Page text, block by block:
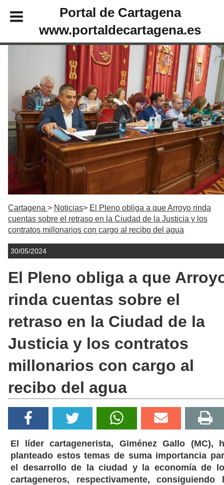
Portal de Cartagena
www.portaldecartagena.es
Cartagena Noticias
El Pleno obliga a que Arroyo rinda
cuentas sobre el retraso en la Ciudad de la Justicia y los
contratos millonarios con cargo al recibo del agua
30/05/2024
El Pleno obliga a que
rinda cuentas sobre el
retraso en la Ciudad de la
Justicia y los contratos
millonarios con cargo al
recibo del agua
El líder cartagenerista, Giménez Gallo (MC),
planteado estos temas de suma importancia
el desarrollo de la ciudad y la economía de
cartageneros, respectivamente, consiguiendo